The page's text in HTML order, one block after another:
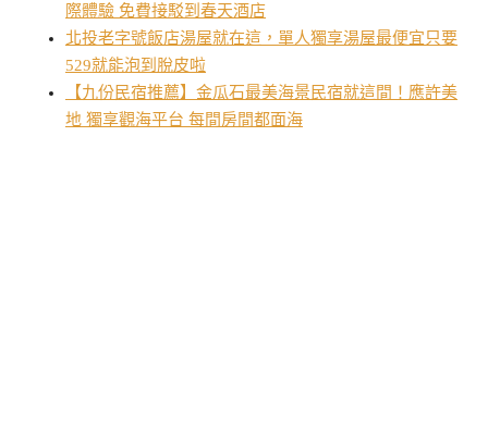
際體驗 免費接駁到春天酒店
北投老字號飯店湯屋就在這，單人獨享湯屋最便宜只要
529就能泡到脫皮啦
【九份民宿推薦】金瓜石最美海景民宿就這間！應許美
地 獨享觀海平台 每間房間都面海